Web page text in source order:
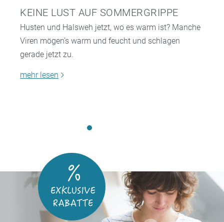
KEINE LUST AUF SOMMERGRIPPE
Husten und Halsweh jetzt, wo es warm ist? Manche
Viren mögen’s warm und feucht und schlagen
gerade jetzt zu.
mehr lesen